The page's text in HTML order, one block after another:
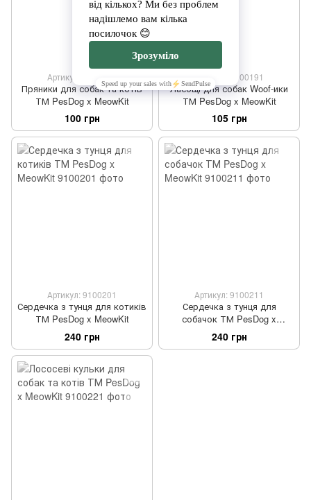
Артикул: 9100181
Пряники для собак та котів
ТМ PesDog x MeowKit
100 грн
Артикул: 9100191
Ласощі для собак Woof-ики
ТМ PesDog x MeowKit
105 грн
Артикул: 9100201
Сердечка з тунця для котиків
ТМ PesDog x MeowKit
240 грн
Артикул: 9100211
Сердечка з тунця для
собачок ТМ PesDog x
MeowKit
240 грн